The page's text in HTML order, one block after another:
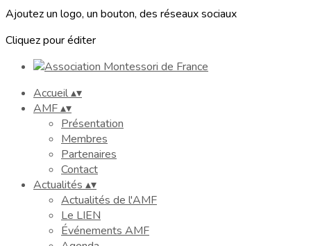
Ajoutez un logo, un bouton, des réseaux sociaux
Cliquez pour éditer
Accueil▴▾
AMF▴▾
Présentation
Membres
Partenaires
Contact
Actualités ▴▾
Actualités de l'AMF
Le LIEN
Événements AMF